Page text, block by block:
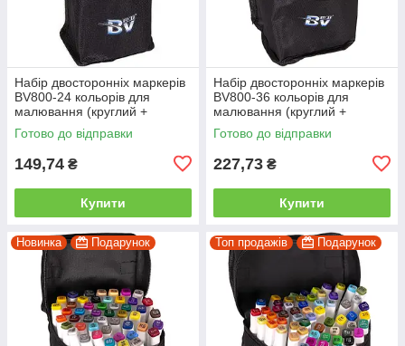
Набір двосторонніх маркерів
BV800-24 кольорів для
малювання (круглий +
скошений.) квадратний у
сумці
Готово до відправки
149,74 ₴
Купити
Набір двосторонніх маркерів
BV800-36 кольорів для
малювання (круглий +
скісний.) квадратний у сумці
Готово до відправки
227,73 ₴
Купити
Новинка Подарунок Топ продажів Подарунок